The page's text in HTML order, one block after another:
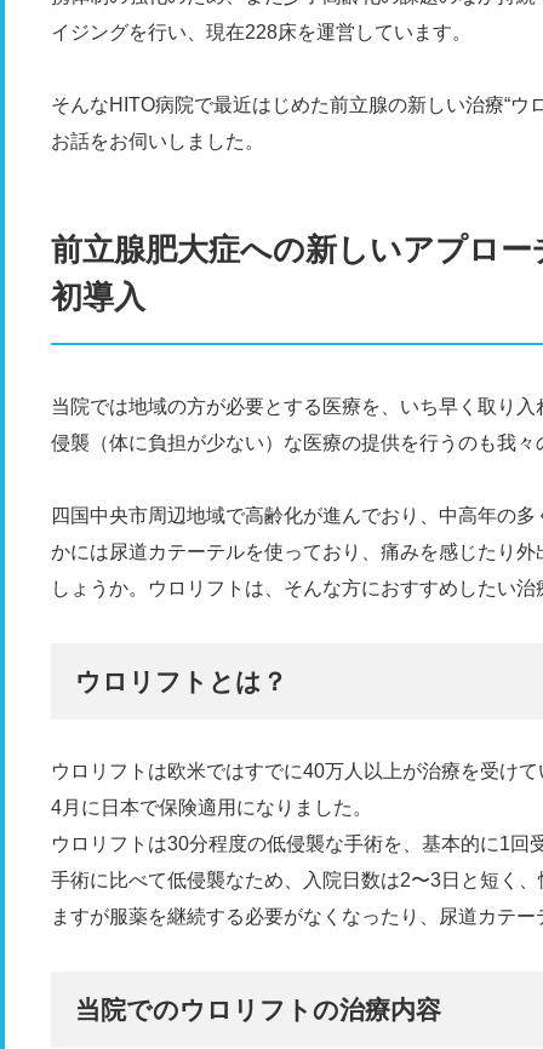
イジングを行い、現在228床を運営しています。
そんなHITO病院で最近はじめた前立腺の新しい治療“ウ
お話をお伺いしました。
前立腺肥大症への新しいアプロ
初導入
当院では地域の方が必要とする医療を、いち早く取り
侵襲（体に負担が少ない）な医療の提供を行うのも我
四国中央市周辺地域で高齢化が進んでおり、中高年の多
かには尿道カテーテルを使っており、痛みを感じたり
しょうか。ウロリフトは、そんな方におすすめしたい治
ウロリフトとは？
ウロリフトは欧米ではすでに40万人以上が治療を受け
4月に日本で保険適用になりました。
ウロリフトは30分程度の低侵襲な手術を、基本的に1
手術に比べて低侵襲なため、入院日数は2〜3日と短く
ますが服薬を継続する必要がなくなったり、尿道カテ
当院でのウロリフトの治療内容